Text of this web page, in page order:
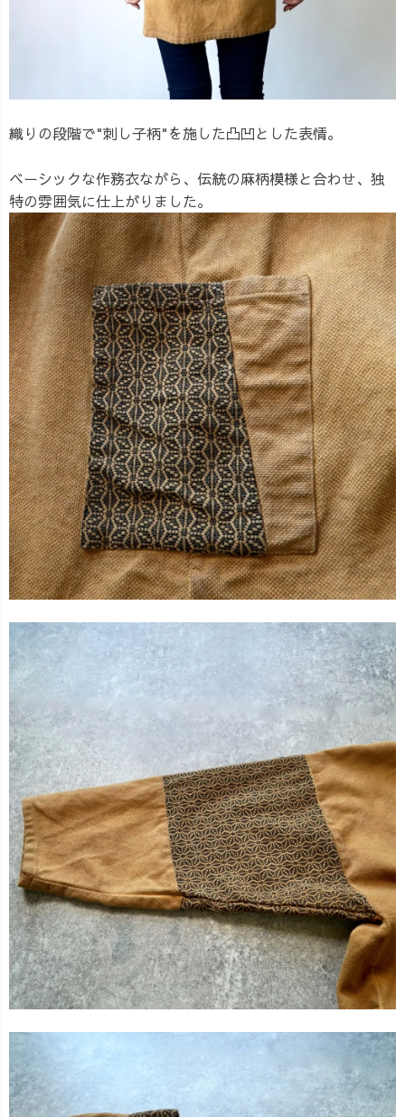
織りの段階で"刺し子柄"を施した凸凹とした表情。
ベーシックな作務衣ながら、伝統の麻柄模様と合わせ、独
特の雰囲気に仕上がりました。